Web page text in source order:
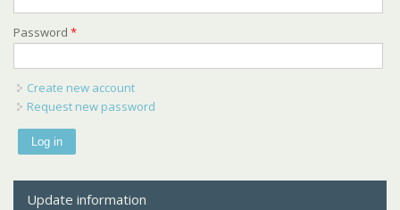
Password *
Create new account
Request new password
Update information